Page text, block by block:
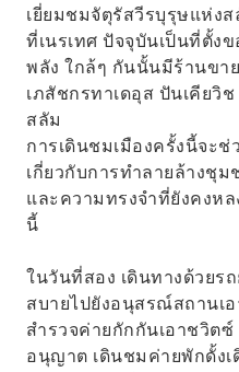
เยี่ยมชมจัตุรัสวีรบุรุษแห่ง
ที่เนรเทศ ปัจจุบันเป็นที่ตั้ง
พลัง ใกล้ๆ กันนั้นมีร้านขา
เภสัชกรทาเดอุส ปันเคียวิ
สลัม
การเดินชมเมืองครั้งนี้จะช่
เกี่ยวกับการทำลายล้างชุ
และความทรงจำที่ยังคงห
นี้
ในวันที่สอง เดินทางด้วยร
สบายไปยังอนุสรณ์สถานเอ
สำรวจค่ายกักกันเอาชวิต
อนุญาต เดินชมค่ายพักดั้งเ